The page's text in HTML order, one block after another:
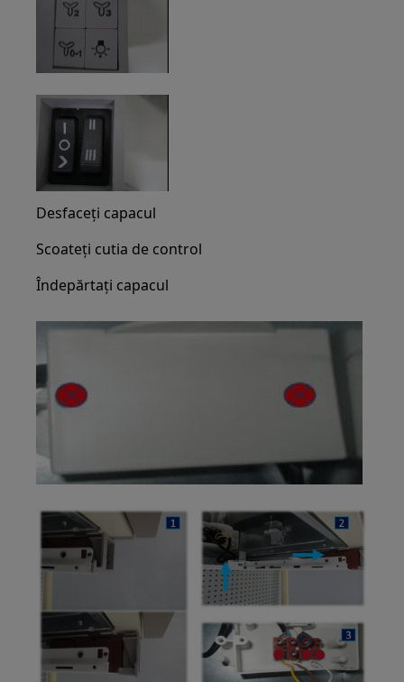
Desfaceți capacul
Scoateți cutia de control
Îndepărtați capacul